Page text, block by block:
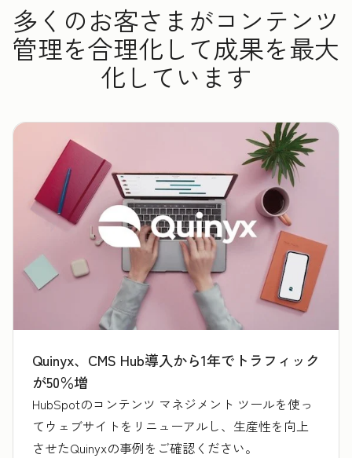
多くのお客さまがコンテンツ
管理を合理化して成果を最大
化しています
Quinyx、CMS Hub導入から1年でトラフィック
が50％増
HubSpotのコンテンツ マネジメント ツールを使っ
てウェブサイトをリニューアルし、生産性を向上
させたQuinyxの事例をご確認ください。